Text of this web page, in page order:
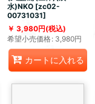
水)NKO [zc02-
00731031]
3,980円(税込)
希望小売価格: 3,980円
カートに入れる